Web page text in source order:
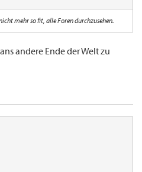
mehr so fit, alle Foren durchzusehen.
andere Ende der Welt zu